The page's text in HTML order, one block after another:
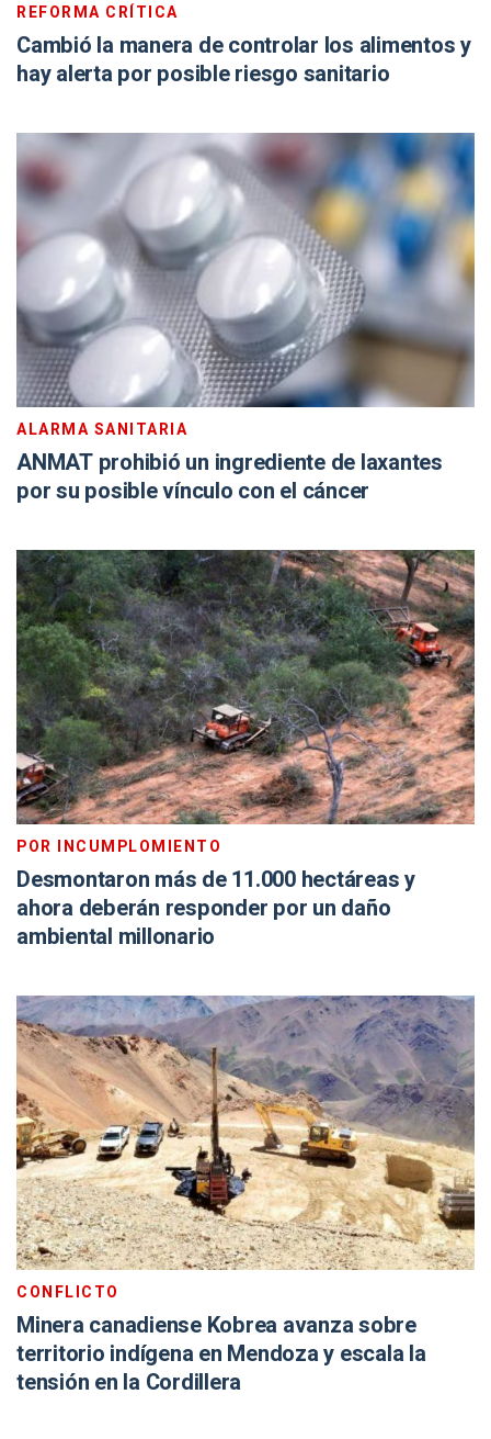
REFORMA CRÍTICA
Cambió la manera de controlar los alimentos y
hay alerta por posible riesgo sanitario
ALARMA SANITARIA
ANMAT prohibió un ingrediente de laxantes
por su posible vínculo con el cáncer
POR INCUMPLOMIENTO
Desmontaron más de 11.000 hectáreas y
ahora deberán responder por un daño
ambiental millonario
CONFLICTO
Minera canadiense Kobrea avanza sobre
territorio indígena en Mendoza y escala la
tensión en la Cordillera